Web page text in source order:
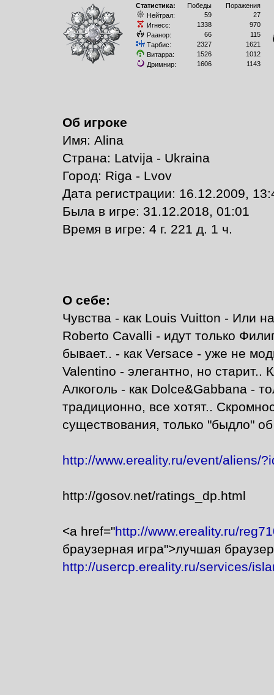
Статистика: Победы
Поражения
Нейтрал:
59
27
Игнесс:
1338
970
Раанор:
66
115
Тарбис:
2327
1621
Витарра:
1526
1012
Дримнир:
1606 1143
Об игроке
Имя: Alina
Страна: Latvija - Ukraina
Город: Riga - Lvov
Дата регистрации: 16.12.2009,
Былa в игре: 31.12.2018, 01:01
Время в игре: 4 г. 221 д. 1 ч.
О себе:
Чувства - как Louis Vuitton - Или
Roberto Cavalli - идут только
бывает.. - как Versace - уже не
Valentino - элегантно, но
Алкоголь - как Dolce&Gabbana -
традиционно, все хотят..
существования, только "быдло"
http://www.ereality.ru/event/aliens/
http://gosov.net/ratings_dp.html
<a href="http://www.ereality.ru/
браузерная игра">лучшая
http://usercp.ereality.ru/services/